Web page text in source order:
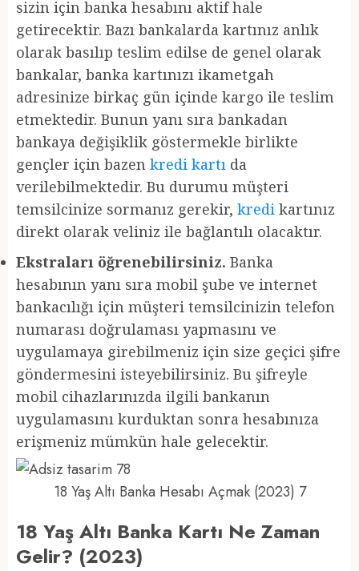
sizin için banka hesabını aktif hale
getirecektir. Bazı bankalarda kartınız anlık
olarak basılıp teslim edilse de genel olarak
bankalar, banka kartınızı ikametgah
adresinize birkaç gün içinde kargo ile teslim
etmektedir. Bunun yanı sıra bankadan
bankaya değişiklik göstermekle birlikte
gençler için bazen kredi kartı da
verilebilmektedir. Bu durumu müşteri
temsilcinize sormanız gerekir, kredi kartınız
direkt olarak veliniz ile bağlantılı olacaktır.
Ekstraları öğrenebilirsiniz. Banka
hesabının yanı sıra mobil şube ve internet
bankacılığı için müşteri temsilcinizin telefon
numarası doğrulaması yapmasını ve
uygulamaya girebilmeniz için size geçici şifre
göndermesini isteyebilirsiniz. Bu şifreyle
mobil cihazlarınızda ilgili bankanın
uygulamasını kurduktan sonra hesabınıza
erişmeniz mümkün hale gelecektir.
18 Yaş Altı Banka Hesabı Açmak (2023) 7
18 Yaş Altı Banka Kartı Ne Zaman
Gelir? (2023)